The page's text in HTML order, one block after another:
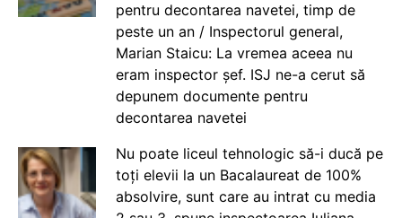
pentru decontarea navetei, timp de
peste un an / Inspectorul general,
Marian Staicu: La vremea aceea nu
eram inspector șef. ISJ ne-a cerut să
depunem documente pentru
decontarea navetei
Nu poate liceul tehnologic să-i ducă pe
toți elevii la un Bacalaureat de 100%
absolvire, sunt care au intrat cu media